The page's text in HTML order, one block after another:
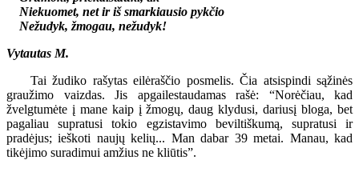
Niekuomet, net ir iš smarkiausio pykčio
Nežudyk, žmogau, nežudyk!
Vytautas M.
Tai žudiko rašytas eilėraščio posmelis. Čia atsispindi sąžinės
graužimo vaizdas. Jis apgailestaudamas rašė: “Norėčiau, kad
žvelgtumėte į mane kaip į žmogų, daug klydusi, dariusį bloga, bet
pagaliau supratusi tokio egzistavimo beviltiškumą, supratusi ir
pradėjus; ieškoti naujų kelių... Man dabar 39 metai. Manau, kad
tikėjimo suradimui amžius ne kliūtis”.